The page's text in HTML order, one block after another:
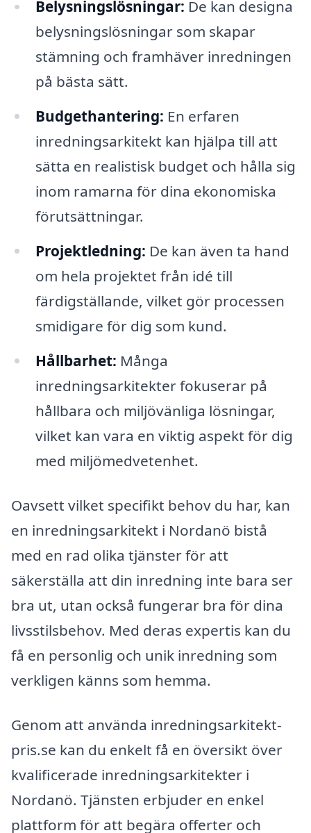
Belysningslösningar: De kan designa
belysningslösningar som skapar
stämning och framhäver inredningen
på bästa sätt.
Budgethantering: En erfaren
inredningsarkitekt kan hjälpa till att
sätta en realistisk budget och hålla sig
inom ramarna för dina ekonomiska
förutsättningar.
Projektledning: De kan även ta hand
om hela projektet från idé till
färdigställande, vilket gör processen
smidigare för dig som kund.
Hållbarhet: Många
inredningsarkitekter fokuserar på
hållbara och miljövänliga lösningar,
vilket kan vara en viktig aspekt för dig
med miljömedvetenhet.
Oavsett vilket specifikt behov du har, kan
en inredningsarkitekt i Nordanö bistå
med en rad olika tjänster för att
säkerställa att din inredning inte bara ser
bra ut, utan också fungerar bra för dina
livsstilsbehov. Med deras expertis kan du
få en personlig och unik inredning som
verkligen känns som hemma.
Genom att använda inredningsarkitekt-
pris.se kan du enkelt få en översikt över
kvalificerade inredningsarkitekter i
Nordanö. Tjänsten erbjuder en enkel
plattform för att begära offerter och